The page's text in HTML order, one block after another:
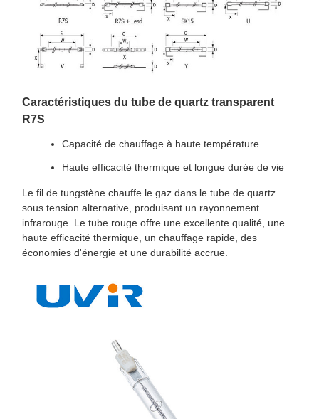
Caractéristiques du tube de quartz transparent
R7S
Capacité de chauffage à haute température
Haute efficacité thermique et longue durée de vie
Le fil de tungstène chauffe le gaz dans le tube de quartz
sous tension alternative, produisant un rayonnement
infrarouge. Le tube rouge offre une excellente qualité, une
haute efficacité thermique, un chauffage rapide, des
économies d'énergie et une durabilité accrue.